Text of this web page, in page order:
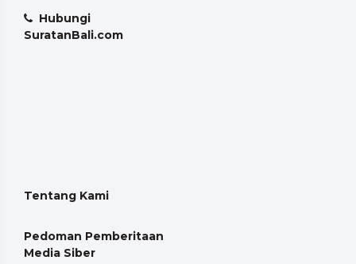
Hubungi
SuratanBali.com
Tentang Kami
Pedoman Pemberitaan
Media Siber